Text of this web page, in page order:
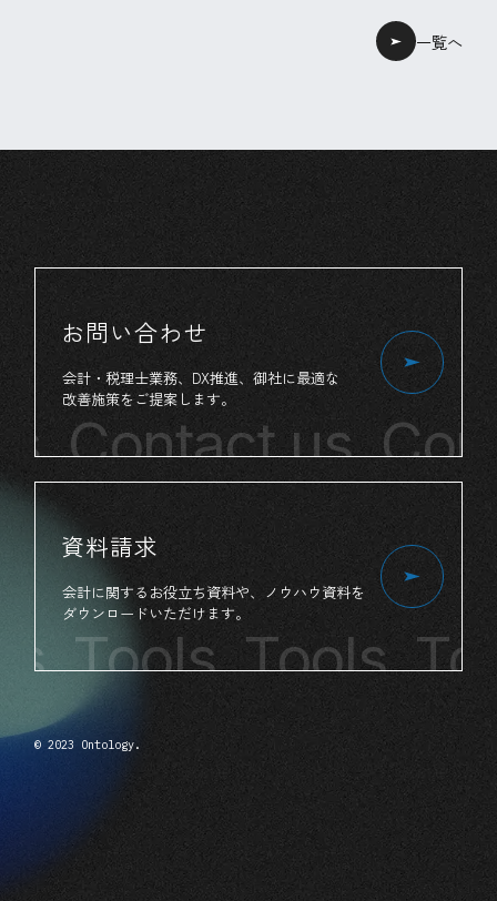
一覧へ
Contact us
お問い合わせ
会計・税理士業務、 DX推進、 御社に最適な
改善施策をご提案します。
Tools Tools
資料請求
会計に関する お役立ち資料や、 ノウハウ資料を
ダウンロードいただけます。
© 2023 Ontology.